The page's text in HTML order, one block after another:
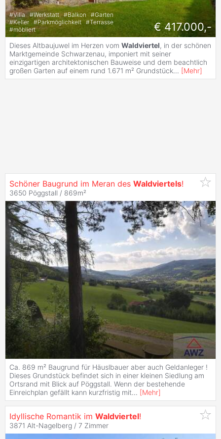
#Villa #Werkstatt #Balkon #Garten
#Keller #Parkmöglichkeit #Terrasse
#möbliert € 417.000,-
Dieses Altbaujuwel im Herzen vom Waldviertel, in der schönen
Marktgemeinde Schwarzenau, imponiert mit seiner
einzigartigen architektonischen Bauweise und dem beachtlich
großen Garten auf einem rund 1.671 m² Grundstück... [Mehr]
Schöner Baugrund im Meran des Waldviertels!
3650 Pöggstall / 869m²
Ca. 869 m² Baugrund für Häuslbauer aber auch Geldanleger !
Dieses Grundstück befindet sich in einer kleinen Siedlung am
Ortsrand mit Blick auf Pöggstall. Wenn der bestehende
Einreichplan gefällt kann kurzfristig mit... [Mehr]
Idyllische Romantik im Waldviertel!
3871 Alt-Nagelberg / 7 Zimmer